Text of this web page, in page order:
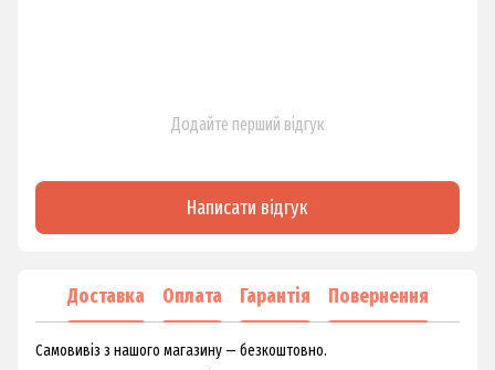
Додайте перший відгук
Написати відгук
Доставка Оплата Гарантія Повернення
Самовивіз з нашого магазину — безкоштовно.